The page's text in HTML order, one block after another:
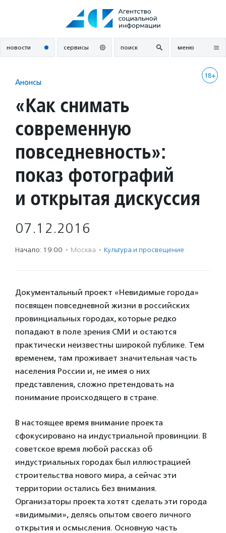
новости сервисы поиск меню
18+
Анонсы
«Как снимать
современную
повседневность»:
показ фотографий
и открытая дискуссия
07.12.2016
Начало: 19:00 · Москва · Культура и просвещение
Документальный проект «Невидимые города»
посвящен повседневной жизни в российских
провинциальных городах, которые редко
попадают в поле зрения СМИ и остаются
практически неизвестны широкой публике. Тем
временем, там проживает значительная часть
населения России и, не имея о них
представления, сложно претендовать на
понимание происходящего в стране.
В настоящее время внимание проекта
сфокусировано на индустриальной провинции. В
советское время любой рассказ об
индустриальных городах был иллюстрацией
строительства нового мира, а сейчас эти
территории остались без внимания.
Организаторы проекта хотят сделать эти города
«видимыми», делясь опытом своего личного
открытия и осмысления. Основную часть